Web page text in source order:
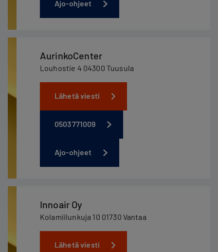
Ajo-ohjeet
AurinkoCenter
Louhostie 4 04300 Tuusula
Lähetä viesti
0503771009
Ajo-ohjeet
Innoair Oy
Kolamiilunkuja 10 01730 Vantaa
Lähetä viesti